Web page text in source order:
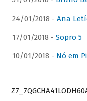
24/01/2018 - Ana
17/01/2018 - Sopro 5
10/01/2018 - Nó em